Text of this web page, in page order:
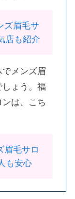
ズ眉毛サ
店も紹介
メンズ眉
ょう。福
は、こち
眉毛サロ
も安心